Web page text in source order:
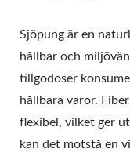
Sjöpung är en
hållbar och
tillgodoser
hållbara varor.
flexibel, vilket ger
kan det motstå en